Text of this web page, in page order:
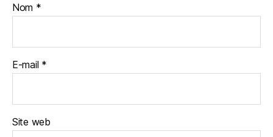
Nom *
E-mail *
Site web